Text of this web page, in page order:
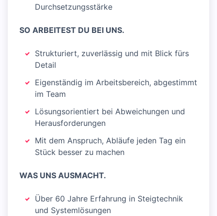
Durchsetzungsstärke
SO ARBEITEST DU BEI UNS.
Strukturiert, zuverlässig und mit Blick fürs
Detail
Eigenständig im Arbeitsbereich, abgestimmt
im Team
Lösungsorientiert bei Abweichungen und
Herausforderungen
Mit dem Anspruch, Abläufe jeden Tag ein
Stück besser zu machen
WAS UNS AUSMACHT.
Über 60 Jahre Erfahrung in Steigtechnik
und Systemlösungen